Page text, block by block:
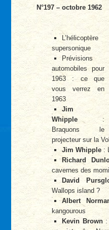
N°197 – octobre 1962
L’hélicoptère
supersonique
Prévisions
automobiles pour
1963 : ce que
vous verrez en
1963
Jim
Whipple :
Braquons le
projecteur sur la
Jim Whipple :
Richard
cavernes des
David
Wallops island ?
Albert
kangourous
Kevin Brown: